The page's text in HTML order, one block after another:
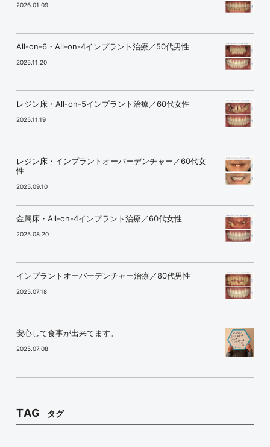
2026.01.09
All-on-6・All-on-4インプラント治療／50代男性
2025.11.20
レジン床・All-on-5インプラント治療／60代女性
2025.11.19
レジン床・インプラントオーバーデンチャー／60代女
性
2025.09.10
金属床・All-on-4インプラント治療／60代女性
2025.08.20
インプラントオーバーデンチャー治療／80代男性
2025.07.18
安心して食事が出来てます。
2025.07.08
TAG タグ